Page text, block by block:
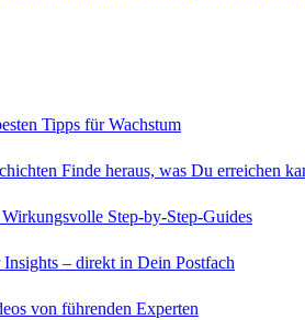
Tipps für Wachstum
Finde heraus, was Du erreichen
Wirkungsvolle Step-by-Step-Guides
Insights – direkt in Dein Postfach
von führenden Experten